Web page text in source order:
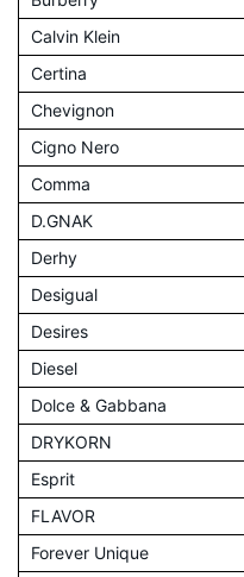
Calvin Klein
Certina
Chevignon
Cigno Nero
Comma
D.GNAK
Derhy
Desigual
Desires
Diesel
Dolce & Gabbana
DRYKORN
Esprit
FLAVOR
Forever Unique